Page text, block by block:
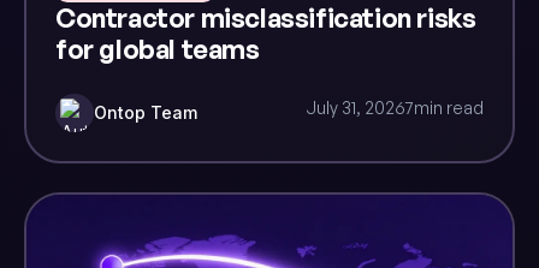
Contractor misclassification risks
for global teams
Ontop Team July 31, 20267min read